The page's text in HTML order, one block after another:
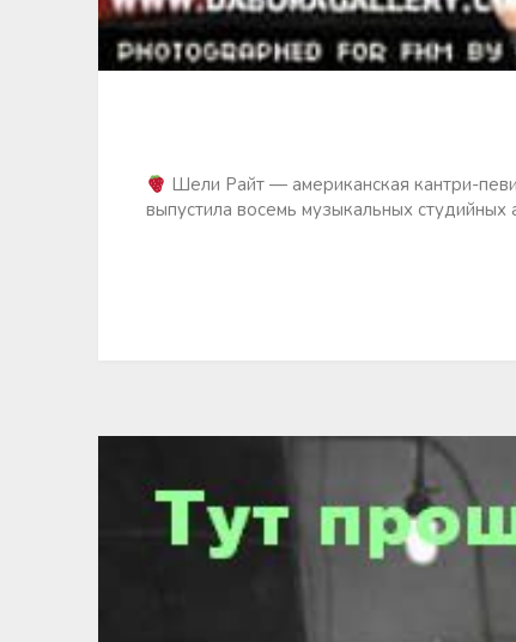
Шели Райт — американская кантри-
выпустила восемь музыкальных студийных